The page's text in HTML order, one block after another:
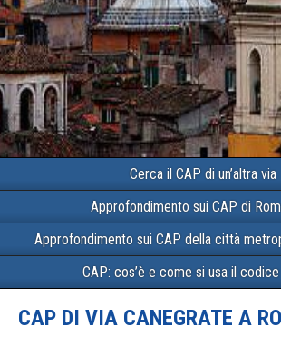
Cerca il CAP di un’altra via
Approfondimento sui CAP di
Approfondimento sui CAP della città
CAP: cos’è e come si usa il
CAP DI VIA CANEGRATE A